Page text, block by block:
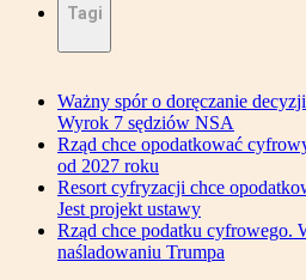
Tagi
Ważny spór o doręczanie
Wyrok 7 sędziów NSA
Rząd chce opodatkować
od 2027 roku
Resort cyfryzacji chce
Jest projekt ustawy
Rząd chce podatku cyfrowego.
naśladowaniu Trumpa